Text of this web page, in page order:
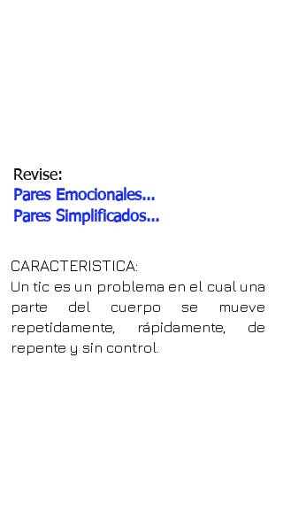
Revise:
Pares Emocionales...
Pares Simplificados...
CARACTERISTICA:
Un tic es un problema en el cual una
parte del cuerpo se mueve
repetidamente, rápidamente, de
repente y sin control.